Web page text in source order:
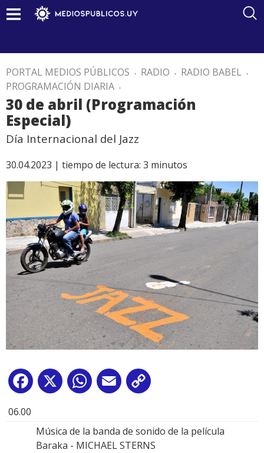
PORTAL MEDIOS PÚBLICOS . RADIO . RADIO BABEL .
PROGRAMACIÓN DIARIA .
30 de abril (Programación
Especial)
Día Internacional del Jazz
30.04.2023 | tiempo de lectura: 3 minutos
Facebook
X WhatsApp
Email
06.00
Música de la banda de sonido de la película
Baraka - MICHAEL STERNS